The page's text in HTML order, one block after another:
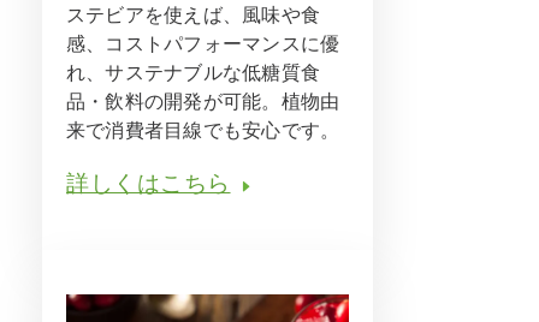
ステビアを使えば、風味や食
感、コストパフォーマンスに優
れ、サステナブルな低糖質食
品・飲料の開発が可能。植物由
来で消費者目線でも安心です。
詳しくはこちら